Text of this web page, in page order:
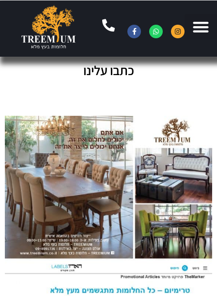
כתבו עלינו